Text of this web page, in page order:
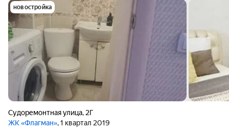
новостройка
Судоремонтная улица, 2Г
ЖК «Флагман», 1 квартал 2019